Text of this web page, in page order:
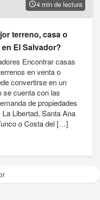
4 min de lectura
terreno, casa o
El Salvador?
Encontrar casas
en venta o
convertirse en un
se cuenta con las
de propiedades
Libertad, Santa Ana
o Costa del […]